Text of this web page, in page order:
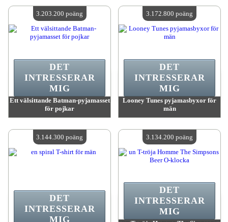
Antal tillgängliga:4
Antal tillgängliga:4
Ett välsittande Batman-pyjamasset
för pojkar
Antal tillgängliga:4
DET
INTRESSERAR
MIG
3.203.200 poäng
Looney Tunes pyjamasbyxor för
män
Antal tillgängliga:4
DET
INTRESSERAR
MIG
3.172.800 poäng
DET
INTRESSERAR
MIG
3.144.300 poäng
DET
INTRESSERAR
MIG
3.134.200 poäng